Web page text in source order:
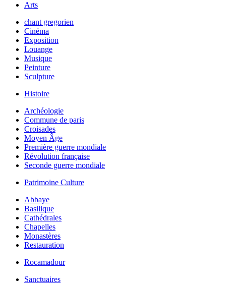
Arts
chant gregorien
Cinéma
Exposition
Louange
Musique
Peinture
Sculpture
Histoire
Archéologie
Commune de paris
Croisades
Moyen Âge
Première guerre mondiale
Révolution française
Seconde guerre mondiale
Patrimoine Culture
Abbaye
Basilique
Cathédrales
Chapelles
Monastères
Restauration
Rocamadour
Sanctuaires